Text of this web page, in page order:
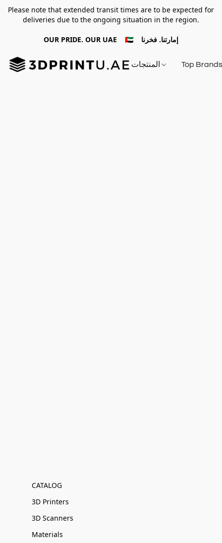
Please note that extended transit times are to be expected for
deliveries due to the ongoing situation in the region.
OUR PRIDE. OUR UAE 🇦🇪 إمارتنا. فخرنا
المنتجات Top
CATALOG
3D Printers
3D Scanners
Materials